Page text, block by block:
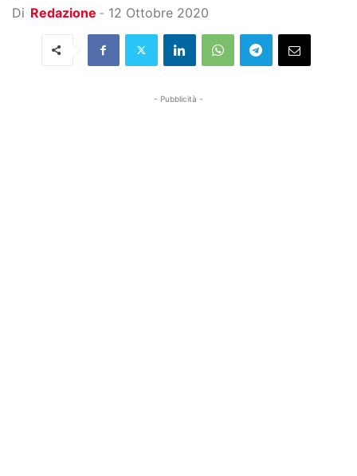
Di Redazione - 12 Ottobre 2020
- Pubblicità -